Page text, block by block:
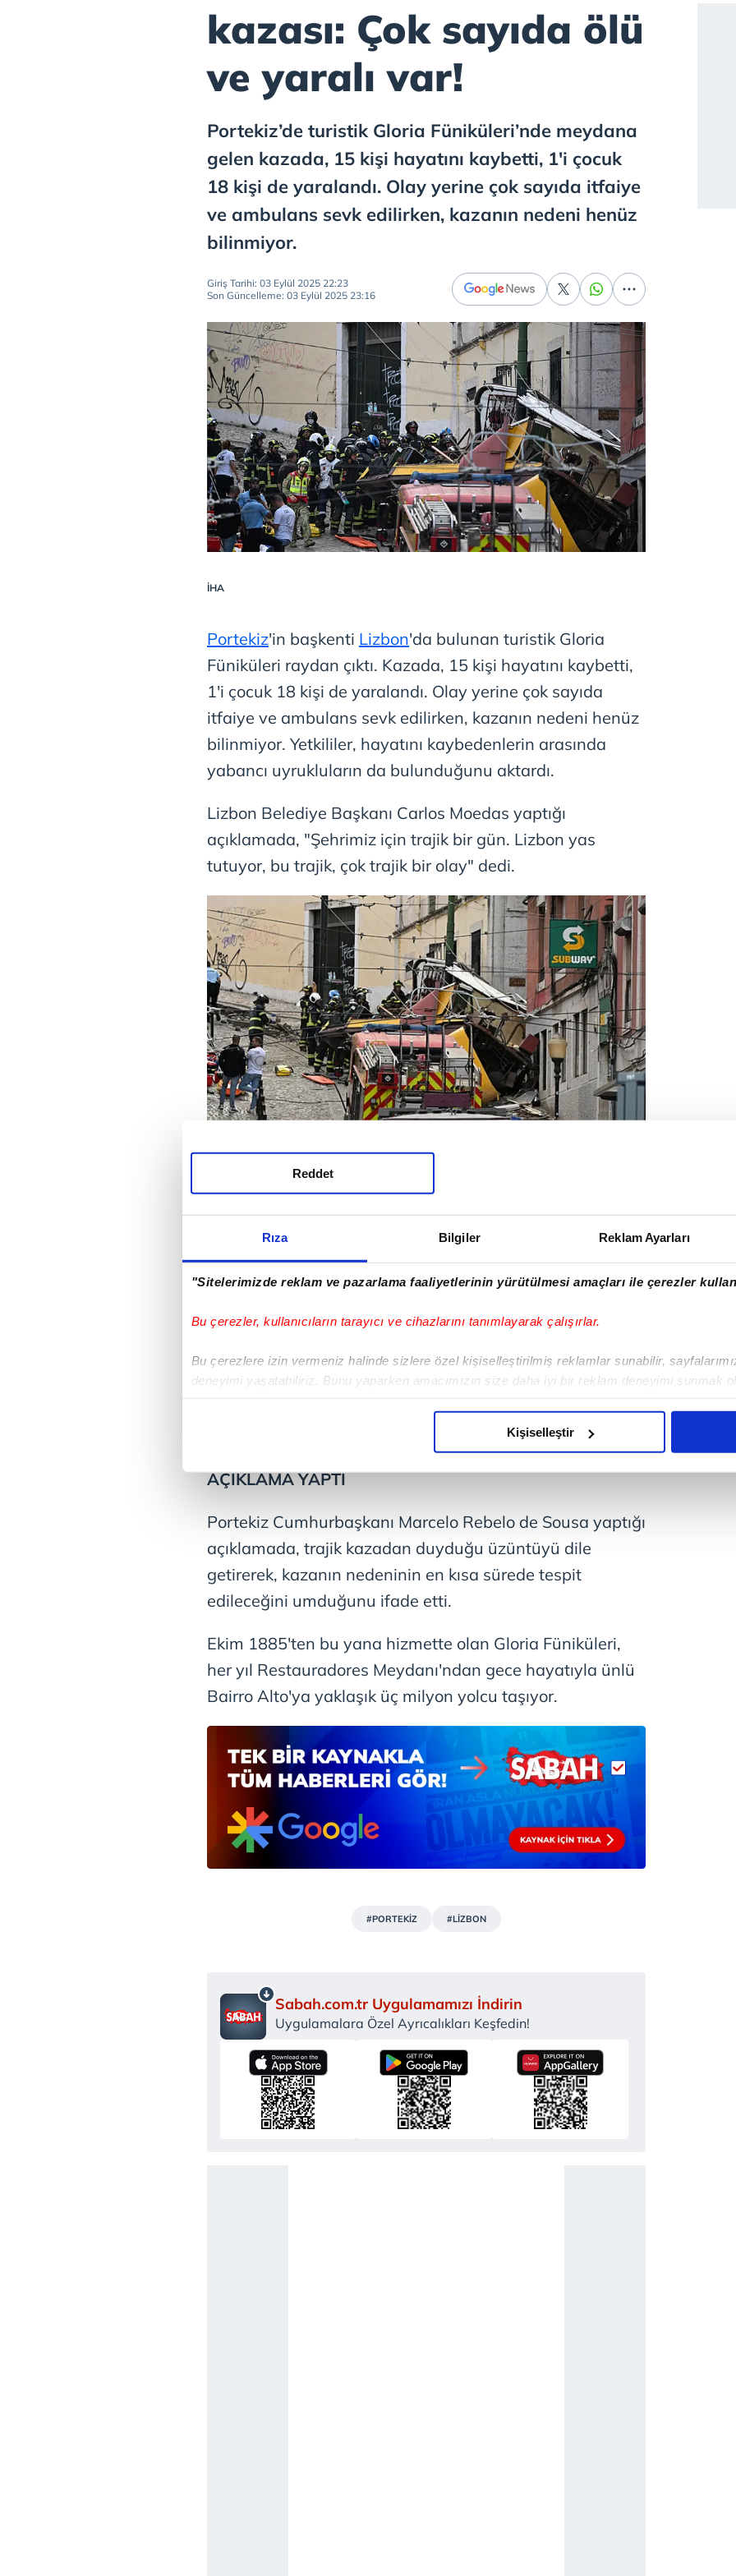
Rıza Bilgiler Reklam Ayarları
"Sitelerimizde reklam ve pazarlama faaliyetlerinin yürütülmesi amaçları ile çerezler
Bu çerezler, kullanıcıların tarayıcı ve cihazlarını tanımlayarak çalışırlar.
Bu çerezlere izin vermeniz halinde sizlere özel kişiselleştirilmiş reklamlar sunabilir,
deneyimi yaşatabiliriz. Bunu yaparken amacımızın size daha iyi bir reklam deneyimi sunmak
çerezler vasıtasıyla çeşitli kişisel verileriniz işlenmekte olup gerekli olan çerezler bilgi toplumu
reklam/pazarlama faaliyetlerinin yapılması, amaçlarıyla sınırlı olarak açık rızanız dahilinde
Çerezlere ilişkin tercihlerinizi aşağıda yer alan panel vasıtasıyla belirleyebilirsiniz. Çerezlere
6698 sayılı Kişisel Verilerin Korunması Kanunu uyarınca hazırlanmış Aydınlatma Metnimizi
mevzuata uygun olarak kullanılan çerezlerle ilgili bilgi almak için lütfentıklayınız
Reddet
Kişiselleştir
kazası: Çok sayıda ölü
ve yaralı var!
Portekiz’de turistik Gloria Füniküleri’nde meydana
gelen kazada, 15 kişi hayatını kaybetti, 1'i çocuk
18 kişi de yaralandı. Olay yerine çok sayıda itfaiye
ve ambulans sevk edilirken, kazanın nedeni henüz
bilinmiyor.
Giriş Tarihi: 03 Eylül 2025 22:23
Son Güncelleme: 03 Eylül 2025 23:16
İHA
Portekiz'in başkenti Lizbon'da bulunan turistik Gloria
Füniküleri raydan çıktı. Kazada, 15 kişi hayatını kaybetti,
1'i çocuk 18 kişi de yaralandı. Olay yerine çok sayıda
itfaiye ve ambulans sevk edilirken, kazanın nedeni henüz
bilinmiyor. Yetkililer, hayatını kaybedenlerin arasında
yabancı uyrukluların da bulunduğunu aktardı.
Lizbon Belediye Başkanı Carlos Moedas yaptığı
açıklamada, "Şehrimiz için trajik bir gün. Lizbon yas
tutuyor, bu trajik, çok trajik bir olay" dedi.
PORTEKİZ CUMHURBAŞKANI KAZAYA İLİŞKİN
AÇIKLAMA YAPTI
Portekiz Cumhurbaşkanı Marcelo Rebelo de Sousa yaptığı
açıklamada, trajik kazadan duyduğu üzüntüyü dile
getirerek, kazanın nedeninin en kısa sürede tespit
edileceğini umduğunu ifade etti.
Ekim 1885'ten bu yana hizmette olan Gloria Füniküleri,
her yıl Restauradores Meydanı'ndan gece hayatıyla ünlü
Bairro Alto'ya yaklaşık üç milyon yolcu taşıyor.
#PORTEKİZ #LİZBON
Sabah.com.tr Uygulamamızı İndirin
Uygulamalara Özel Ayrıcalıkları Keşfedin!